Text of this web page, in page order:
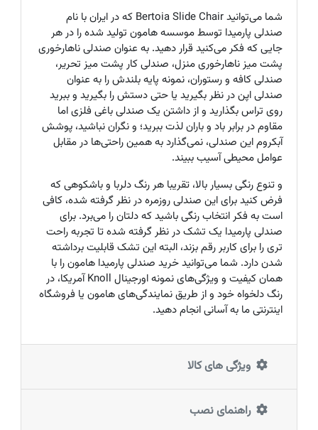
شما می‌توانیدBertoia Slide Chair که در ایران با نام
صندلی پارمیدا توسط موسسه هامون تولید شده را در هر
جایی که فکر می‌کنید قرار دهید. به عنوان صندلی ناهارخوری
پشت میز ناهارخوری منزل، صندلی کار پشت میز تحریر،
صندلی کافه و رستوران، نمونه پایه بلندش را به عنوان
صندلی اپن در نظر بگیرید یا حتی دستش را بگیرید و ببرید
روی تراس بگذارید و از داشتن یک صندلی باغی فلزی اما
مقاوم در برابر باد و باران لذت ببرید؛ و نگران نباشید، پوشش
آبکروم این صندلی، نمی‌گذارد به همین راحتی‌ها در مقابل
عوامل محیطی آسیب ببیند.
و تنوع رنگی بسیار بالا، تقریبا هر رنگ دلربا و باشکوهی که
فرض کنید برای این صندلی روزمره در نظر گرفته شده، کافی
است به فکر انتخاب رنگی باشید که دلتان را می‌برد. برای
صندلی پارمیدا یک تشک در نظر گرفته شده تا تجربه راحت
تری را برای کاربر رقم بزند، البته این تشک قابلیت برداشته
شدن دارد. شما می‌توانید خرید صندلی پارمیدا هامون را با
همان کیفیت و ویژگی‌های نمونه اورجینال Knollآمریکا، در
رنگ دلخواه خود و از طریق نمایندگی‌های هامون یا فروشگاه
اینترنتی ما به آسانی انجام دهید.
ویژگی های کالا
راهنمای نصب